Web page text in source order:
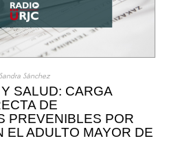
Sandra Sánchez
SALUD: CARGA
DE
PREVENIBLES POR
EL ADULTO MAYOR DE